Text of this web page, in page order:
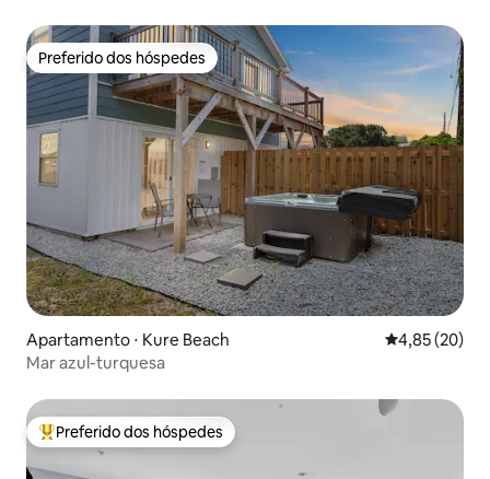
Preferido dos hóspedes
Preferido dos hóspedes
Apartamento ⋅ Kure Beach 4,85 de uma
4,85 (20)
Mar azul-turquesa
Entre os melhores preferidos dos hóspedes
Preferido dos hóspedes